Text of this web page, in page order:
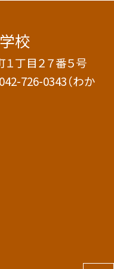
校
丁目２７番５号
726-0343（わか